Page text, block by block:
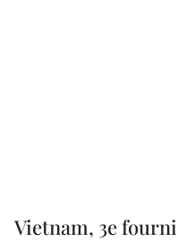
Vietnam, 3e